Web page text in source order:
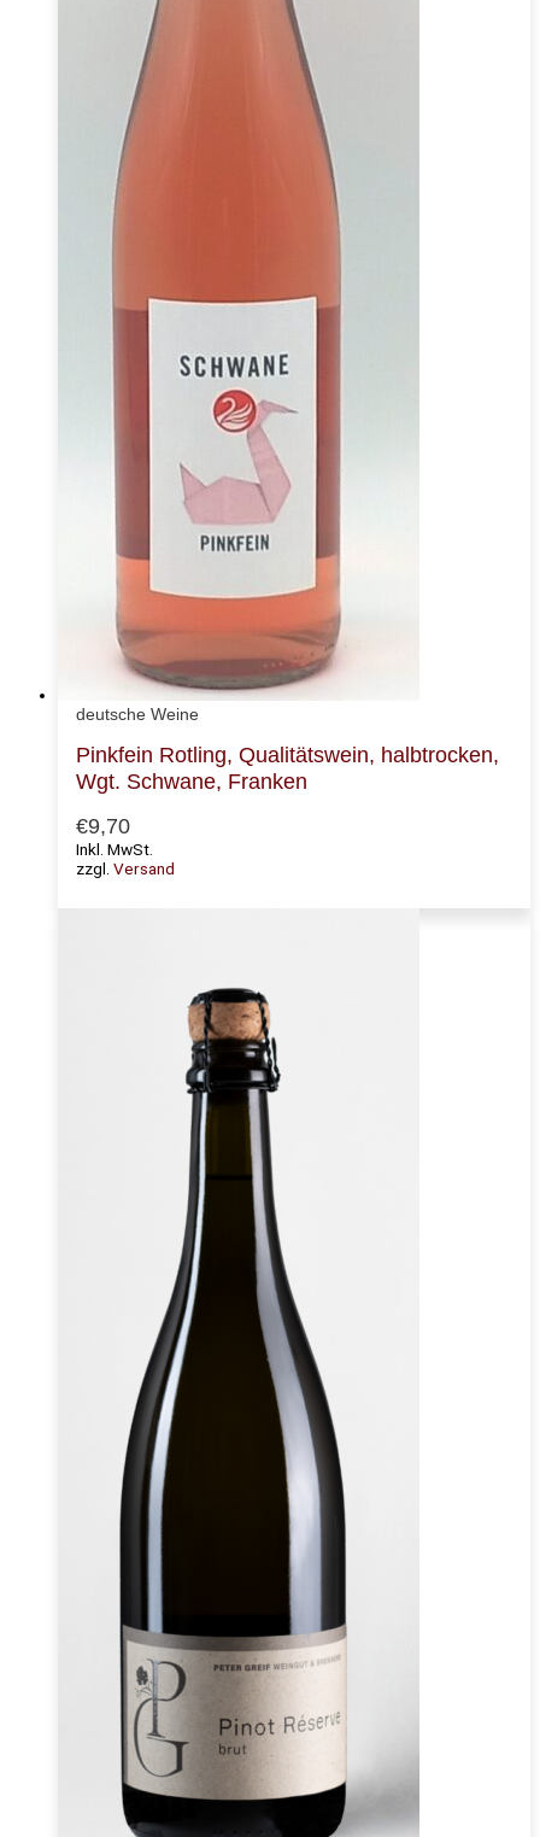
deutsche Weine
Pinkfein Rotling, Qualitätswein, halbtrocken,
Wgt. Schwane, Franken
€9,70
Inkl. MwSt.
zzgl. Versand